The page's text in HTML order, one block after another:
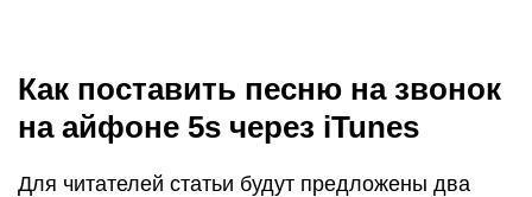
Как поставить песню на звонок
на айфоне 5s через iTunes
Для читателей статьи будут предложены два